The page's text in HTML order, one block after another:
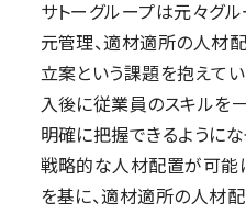
サトーグループは元々グ
元管理、適材適所の人材
立案という課題を抱えてい
入後に従業員のスキルを
明確に把握できるようにな
戦略的な人材配置が可能
を基に、適材適所の人材